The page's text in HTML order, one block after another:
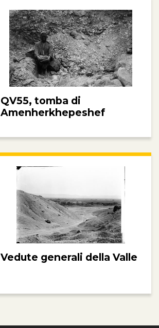
QV55, tomba di
Amenherkhepeshef
Vedute generali della Valle